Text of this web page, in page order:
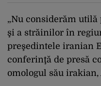
„Nu considerăm
şi a străinilor în
preşedintele iranian
conferinţă de presă
omologul său